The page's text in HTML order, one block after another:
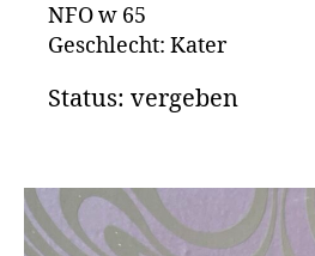
NFO w 65
Geschlecht: Kater
Status: vergeben